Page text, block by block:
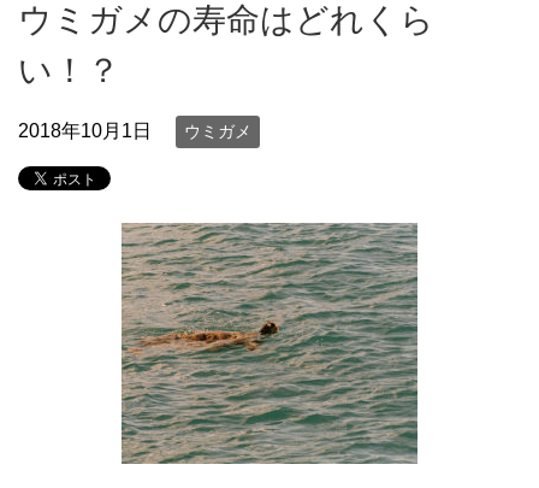
ウミガメの寿命はどれくら
い！？
2018年10月1日 ウミガメ